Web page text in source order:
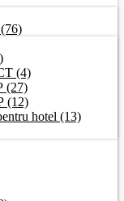
(76)
(4)
(27)
(12)
hotel (13)